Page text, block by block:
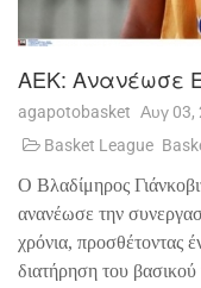
ΑΕΚ: Ανανέωσε
agapotobasket Αυγ 03,
Basket League
Ο Βλαδίμηρος
ανανέωσε την
χρόνια, προσθέτοντας
διατήρηση του